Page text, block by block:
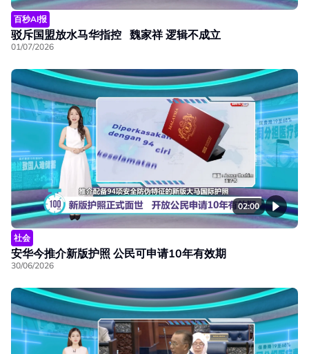
百秒AI报
驳斥国盟放水马华指控 魏家祥 逻辑不成立
01/07/2026
02:00
社会
安华今推介新版护照 公民可申请10年有效期
30/06/2026